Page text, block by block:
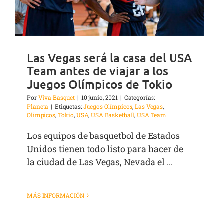
Las Vegas será la casa del USA
Team antes de viajar a los
Juegos Olímpicos de Tokio
PorViva Basquet | 10 junio, 2021 | Categorías:
Planeta | Etiquetas:Juegos Olímpicos,Las Vegas,
Olimpicos,Tokio,USA,USA Basketball,USA Team
Los equipos de basquetbol de Estados
Unidos tienen todo listo para hacer de
la ciudad de Las Vegas, Nevada el ...
MÁS INFORMACIÓN